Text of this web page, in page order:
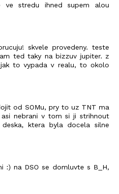
ve stredu ihned supem alou
skvele provedeny. teste
ted taky na bizzuv jupiter. z
to vypada v realu, to okolo
od SOMu, pry to uz TNT ma
nebrani v tom si ji strihnout
ktera byla docela silne
:) na DSO se domluvte s B_H,